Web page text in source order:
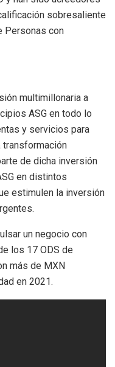
sobresaliente
Personas con
multimillonaria a
ASG en todo lo
y servicios para
transformación
de dicha inversión
en distintos
estimulen la inversión
un negocio con
los 17 ODS de
más de MXN
en 2021.